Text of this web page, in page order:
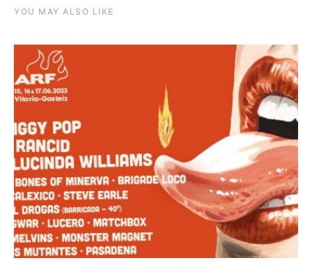
YOU MAY ALSO LIKE